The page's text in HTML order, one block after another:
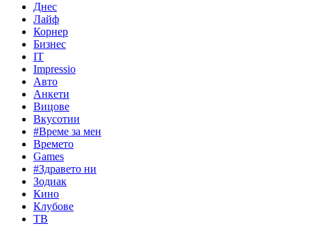
Днес
Лайф
Корнер
Бизнес
IT
Impressio
Авто
Анкети
Вицове
Вкусотии
#Време за мен
Времето
Games
#Здравето ни
Зодиак
Кино
Клубове
ТВ